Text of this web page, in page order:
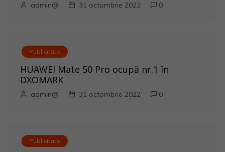
admin@ 31 octombrie 2022 0
Publicitate
HUAWEI Mate 50 Pro ocupă nr.1 în
DXOMARK
admin@ 31 octombrie 2022 0
Publicitate